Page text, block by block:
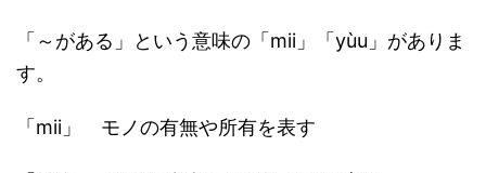
「～がある」という意味の「mii」「yùu」がありま
す。
「mii」 モノの有無や所有を表す